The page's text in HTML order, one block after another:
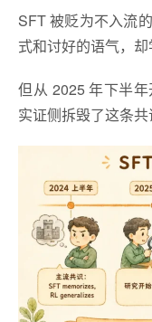
SFT 被贬为不入流
式和讨好的语气，却
但从 2025 年下半
实证侧拆毁了这条共